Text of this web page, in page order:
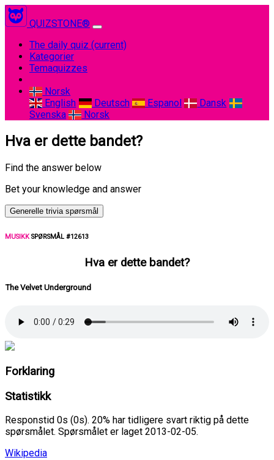
QUIZSTONE®
The daily quiz (current)
Kategorier
Temaquizzes
Norsk
English
Deutsch Espanol
Dansk
Svenska
Norsk
Hva er dette bandet?
Find the answer below
Bet your knowledge and answer
Generelle trivia spørsmål
MUSIKKSPØRSMÅL #12613
Hva er dette bandet?
The Velvet Underground
Forklaring
Statistikk
Responstid 0s (0s). 20% har tidligere svart riktig på dette
spørsmålet. Spørsmålet er laget 2013-02-05.
Wikipedia